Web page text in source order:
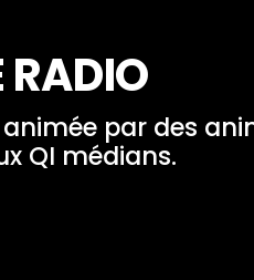
RADIO
par des
QI médians.